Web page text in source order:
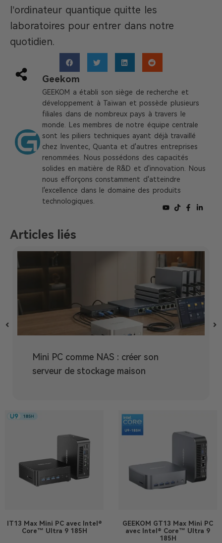
l’ordinateur quantique quitte les
laboratoires pour entrer dans notre
quotidien.
Geekom
GEEKOM a établi son siège de recherche et
développement à Taïwan et possède plusieurs
filiales dans de nombreux pays à travers le
monde. Les membres de notre équipe centrale
sont les piliers techniques ayant déjà travaillé
chez Inventec, Quanta et d'autres entreprises
renommées. Nous possédons des capacités
solides en matière de R&D et d'innovation. Nous
nous efforçons constamment d'atteindre
l'excellence dans le domaine des produits
technologiques.
Articles liés
Mini PC comme NAS : créer son
serveur de stockage maison
IT13 MaxMini PC avec Intel®
Core™ Ultra 9 185H
GEEKOM GT13 Max Mini PC
avec Intel® Core™ Ultra 9
185H